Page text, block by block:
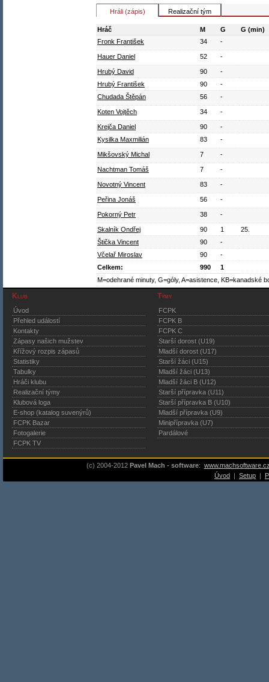
Hráli (zápis) Realizační tým
Hráč M G
G (min)
Fronk František
34 -
Hauer Daniel 52 -
Hrubý David 90
-
Hrubý František
90
-
Chudada Štěpán
56 -
Koten Vojtěch 34 -
Krejča Daniel 90
-
Kysilka Maxmilián
83 -
Mikšovský Michal 7 -
Nachtman Tomáš 7 -
Novotný Vincent 83 -
Peřina Jonáš 56 -
Pokorný Petr 38 -
Skalník Ondřej 90 1
25.
Štička Vincent
90
-
Včelař Miroslav
90
-
Celkem:
990
1
M=odehrané minuty, G=góly, A=asistence, KB=kanadské
Klub
Úvod
Přehled událostí
Kontakty
Zápasy našich mužstev
Křížový rozpis zápasů
Statistiky
Tabulky
Hráči klubu
Realizační týmy
Klubová loga
E-shop (katalog suvenýrů)
FCPK Bazar
Fotogalerie
FCPK TV
Týmy
FCPK
FCPK B
FCPK C
Starší dorost (U19)
Mladší dorost (U17)
Starší žáci (U15)
Mladší žáci (U13)
Mladší žáci B (U12)
Starší přípravka (U11)
Starší přípravka B (U10)
Mladší přípravka (U9)
Minipřípravka (U7)
Pardálové
(c) 2004-2012 Pavel Mach - software:
Úvod | Setup |